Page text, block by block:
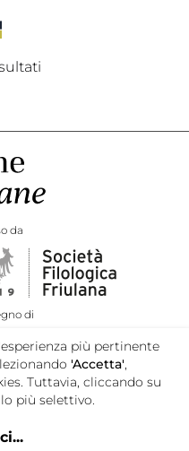
da
di
più pertinente
'Accetta',
Tuttavia, cliccando su
più selettivo.
...